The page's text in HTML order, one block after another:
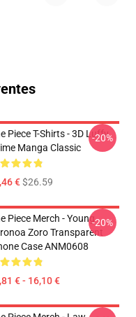
Piece T-Shirts - 3D Luffy
Manga Classic
€$26.59
-20%
Piece Merch - Young
Zoro Transparent
Case ANM0608
€ - 16,10 €
-20%